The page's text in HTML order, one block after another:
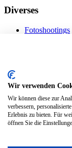
Diverses
Fotoshootings
Kontakt
Fröhnstr. 4-8,
Diese E-Mail-
Anzeige muss
Mobil: + 49
Wir verwenden
Wir können diese zur
verbessern,
Erlebnis zu bieten. Für
öffnen Sie die